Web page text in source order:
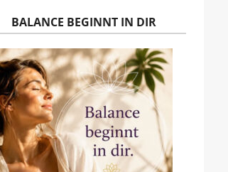
BALANCE BEGINNT IN DIR